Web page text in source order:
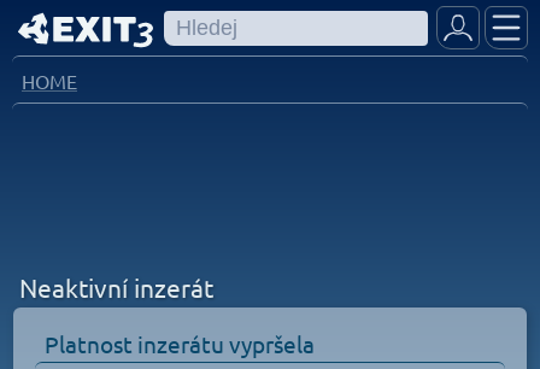
HOME
Neaktivní inzerát
Platnost inzerátu vypršela